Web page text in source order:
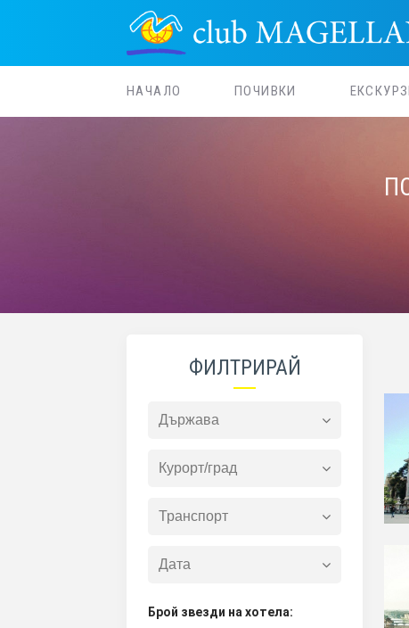
НАЧАЛО ПОЧИВКИ
ФИЛТРИРАЙ
Брой звезди на хотела: